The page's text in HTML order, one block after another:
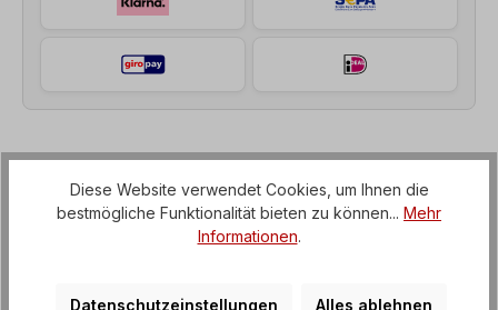
Stirnradgetriebemotor (Getriebe mit IEC-Flansch
zum Elektromotor), Spannung= 3 x 230/400 V-50
Eigenschaften
Diese Website verwendet Cookies, um Ihnen die
bestmögliche Funktionalität bieten zu können... Mehr
Informationen.
Datenschutzeinstellungen Alles ablehnen